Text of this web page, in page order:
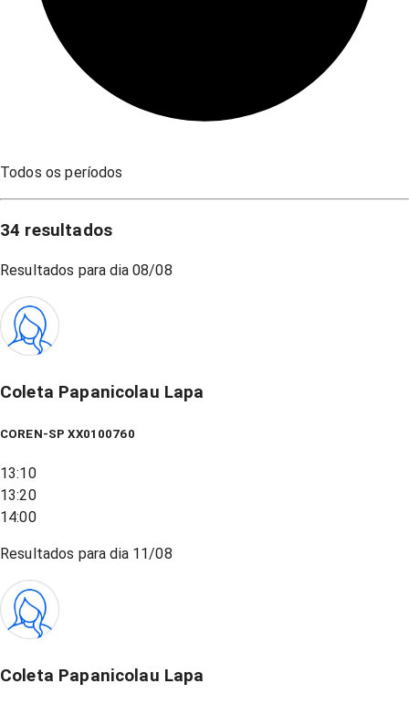
Todos os períodos
34 resultados
Resultados para dia 08/08
Coleta Papanicolau Lapa
COREN-SP XX0100760
13:10
13:20
14:00
Resultados para dia 11/08
Coleta Papanicolau Lapa